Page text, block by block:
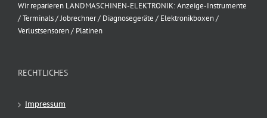
Wir reparieren LANDMASCHINEN-ELEKTRONIK: Anzeige-Instrumente
/ Terminals / Jobrechner / Diagnosegeräte / Elektronikboxen /
Verlustsensoren / Platinen
RECHTLICHES
Impressum